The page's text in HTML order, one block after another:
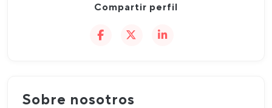
Compartir perfil
Sobre nosotros